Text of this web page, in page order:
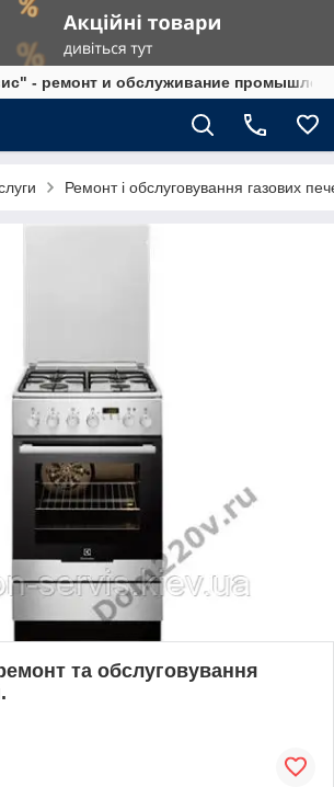
- ремонт и обслуживание
Ремонт і обслуговування газових
та обслуговування